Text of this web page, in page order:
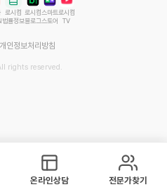
로시컴
법률정보
로시컴
블로그
스마트
스토어
로시컴
TV
개인정보처리방침
rights reserved.
온라인상담 전문가찾기